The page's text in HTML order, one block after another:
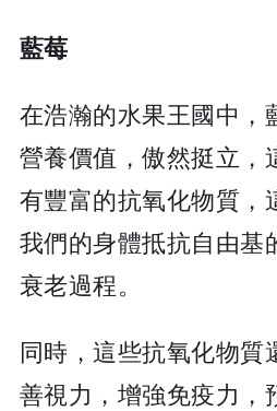
藍莓
在浩瀚的水果王國中，
營養價值，傲然挺立，
有豐富的抗氧化物質，
我們的身體抵抗自由基
衰老過程。
同時，這些抗氧化物質
善視力，增強免疫力，